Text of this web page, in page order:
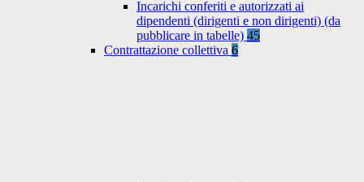
Incarichi conferiti e autorizzati ai
dipendenti (dirigenti e non dirigenti) (da
pubblicare in tabelle) 45
Contrattazione collettiva 6